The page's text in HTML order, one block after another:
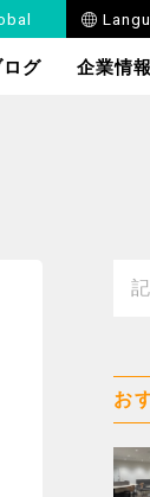
グ 企業情報
お